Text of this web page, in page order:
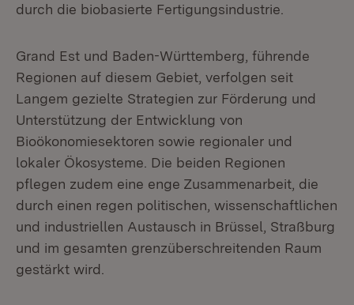
durch die biobasierte Fertigungsindustrie.
Grand Est und Baden-Württemberg, führende
Regionen auf diesem Gebiet, verfolgen seit
Langem gezielte Strategien zur Förderung und
Unterstützung der Entwicklung von
Bioökonomiesektoren sowie regionaler und
lokaler Ökosysteme. Die beiden Regionen
pflegen zudem eine enge Zusammenarbeit, die
durch einen regen politischen, wissenschaftlichen
und industriellen Austausch in Brüssel, Straßburg
und im gesamten grenzüberschreitenden Raum
gestärkt wird.